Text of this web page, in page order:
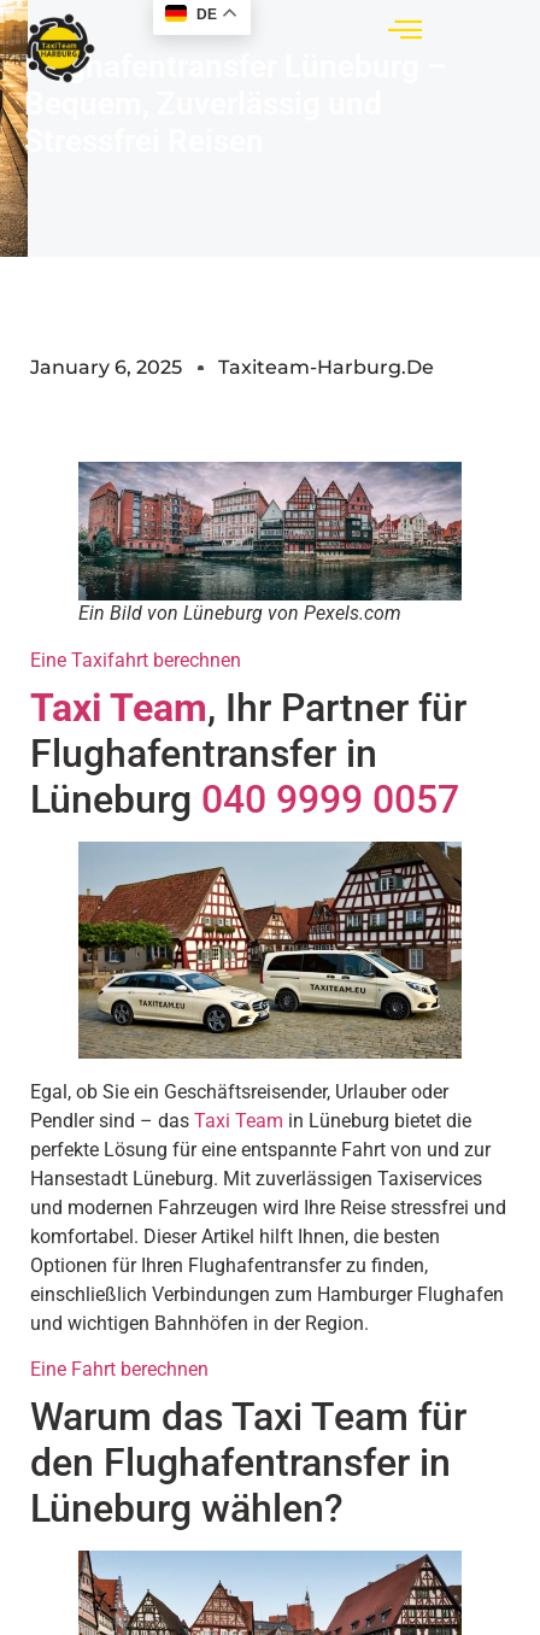
DE
Flughafentransfer Lüneburg –
Bequem, Zuverlässig und
Stressfrei Reisen
January 6, 2025 Taxiteam-Harburg.de
Ein Bild von Lüneburg von Pexels.com
Eine Taxifahrt berechnen
Taxi Team, Ihr Partner für
Flughafentransfer in
Lüneburg 040 9999 0057
Egal, ob Sie ein Geschäftsreisender, Urlauber oder
Pendler sind – das Taxi Team in Lüneburg bietet die
perfekte Lösung für eine entspannte Fahrt von und zur
Hansestadt Lüneburg. Mit zuverlässigen Taxiservices
und modernen Fahrzeugen wird Ihre Reise stressfrei und
komfortabel. Dieser Artikel hilft Ihnen, die besten
Optionen für Ihren Flughafentransfer zu finden,
einschließlich Verbindungen zum Hamburger Flughafen
und wichtigen Bahnhöfen in der Region.
Eine Fahrt berechnen
Warum das Taxi Team für
den Flughafentransfer in
Lüneburg wählen?